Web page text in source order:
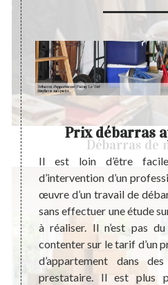
Débarras de
ou
à
Un
Prix débarras
Il est loin d’être
d’intervention d’un
œuvre d’un travail de
sans effectuer une étude
à réaliser. Il n’est pas
contenter sur le tarif d’un
d’appartement dans
prestataire. Il est plus